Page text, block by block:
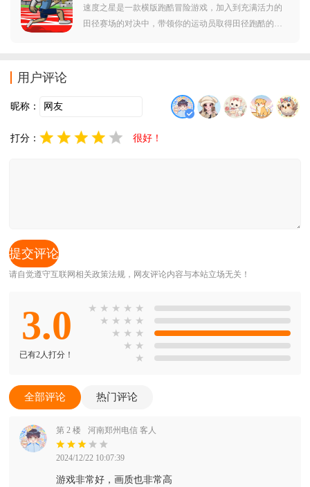
速度之星是一款横版跑酷冒险游戏，加入到充满活力的
田径赛场的对决中，带领你的运动员取得田径跑酷的冠
用户评论
昵称：
打分： 很好！
请自觉遵守互联网相关政策法规，网友评论内容与本站立场无关！
3.0
已有2人打分！
★ ★ ★ ★ ★
★ ★ ★ ★
★ ★ ★
★ ★
★
全部评论 热门评论
第 2 楼 河南郑州电信 客人
2024/12/22 10:07:39
游戏非常好，画质也非常高